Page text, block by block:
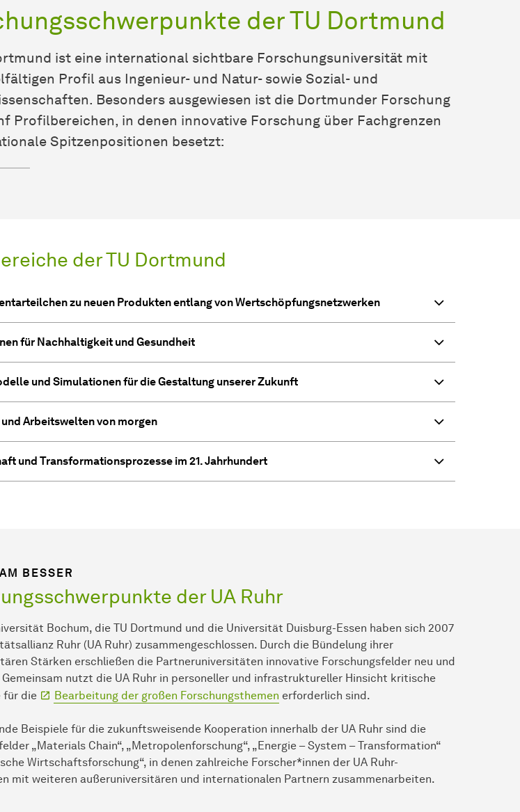
der TU Dortmund
ist eine international sichtbare Forschungsuniversität mit
Profil aus Ingenieur- und Natur- sowie Sozial- und
Besonders ausgewiesen ist die Dortmunder Forschung
Profilbereichen, in denen innovative Forschung über Fachgrenzen
Spitzenpositionen besetzt:
der TU Dortmund
zu neuen Produkten entlang von Wertschöpfungsnetzwerken
für Nachhaltigkeit und Gesundheit
und Simulationen für die Gestaltung unserer Zukunft
Arbeitswelten von morgen
und Transformationsprozesse im 21. Jahrhundert
BESSER
der UA Ruhr
Bochum, die TU Dortmund und die Universität Duisburg-Essen haben sich 2007
Ruhr (UA Ruhr) zusammengeschlossen. Durch die Bündelung ihrer
Stärken erschließen die Partneruniversitäten innovative Forschungsfelder neu und
Gemeinsam nutzt die UA Ruhr in personeller und infrastruktureller Hinsicht kritische
für die
Bearbeitung der großen Forschungsthemen erforderlich sind.
Beispiele für die zukunftsweisende Kooperation innerhalb der UA Ruhr sind die
„Materials Chain“, „Metropolenforschung“, „Energie – System – Transformation“
Wirtschaftsforschung“, in denen zahlreiche Forscher*innen der UA Ruhr-
mit weiteren außeruniversitären und internationalen Partnern zusammenarbeiten.